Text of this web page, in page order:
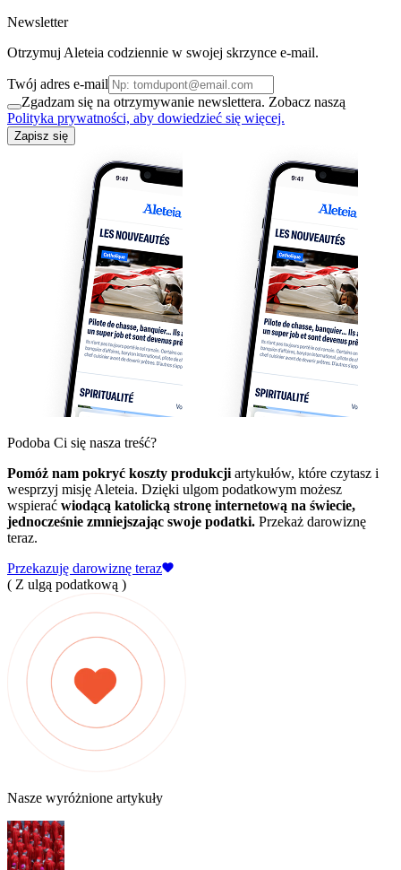
Newsletter
Otrzymuj Aleteia codziennie w swojej skrzynce e-mail.
Twój adres e-mail
Zgadzam się na otrzymywanie newslettera. Zobacz naszą
Polityka prywatności, aby dowiedzieć się więcej.
Zapisz się
Podoba Ci się nasza treść?
Pomóż nam pokryć koszty produkcji artykułów, które czytasz i
wesprzyj misję Aleteia. Dzięki ulgom podatkowym możesz
wspierać wiodącą katolicką stronę internetową na świecie,
jednocześnie zmniejszając swoje podatki. Przekaż darowiznę
teraz.
Przekazuję darowiznę teraz
( Z ulgą podatkową )
Nasze wyróżnione artykuły